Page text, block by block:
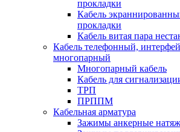
прокладки
Кабель
прокладки
Кабель витая пара
Кабель телефонный,
многопарный
Многопарный кабель
Кабель для
ТРП
ПРППМ
Кабельная арматура
Зажимы анкерные